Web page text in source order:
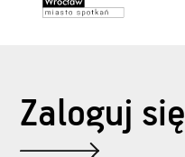
Zaloguj się